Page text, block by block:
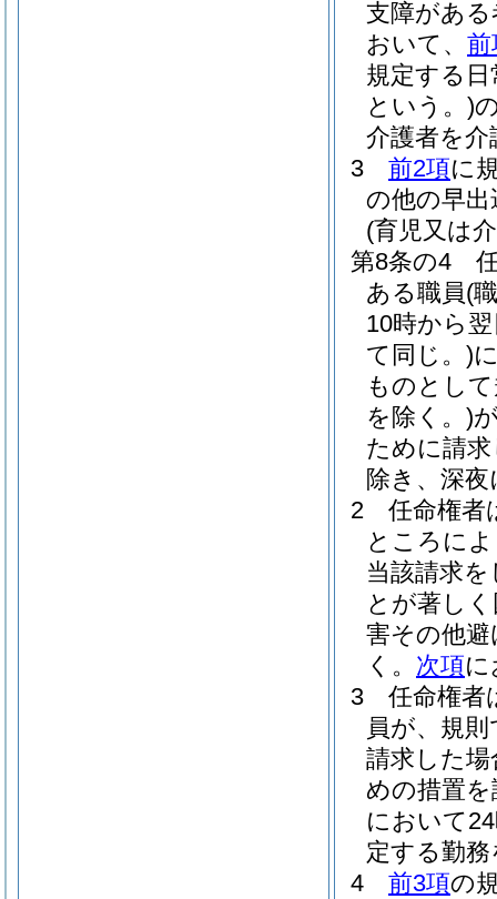
支障があ
おいて、 前
規定する
という。)
介護者を
3
前2項に
の他の早
(育児又は
第8条の4
ある職員(
10時から
て同じ。)
ものとし
を除く。)
ために請
除き、深
2
任命権者
ところに
当該請求
とが著し
害その他
く。 次項に
3
任命権者
員が、規
請求した
めの措置
において
定する勤
4
前3項の